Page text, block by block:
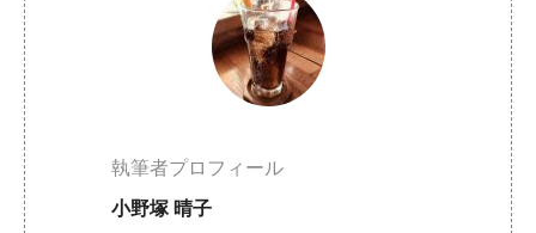
執筆者プロフィール
小野塚 晴子